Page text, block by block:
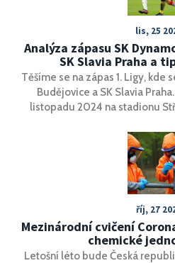
lis, 25
Analýza zápasu SK
SK Slavia Praha a
Těšíme se na zápas 1. Ligy, kde
Budějovice a SK Slavia
listopadu 2024 na stadionu
na posílení své vedoucí
pokusí překvapivě bodovat
Jak dopadne střet s ohledem
týmů? Sledujte zápas živě
říj, 27
Mezinárodní cvičení
chemické
Letošní léto bude Česká